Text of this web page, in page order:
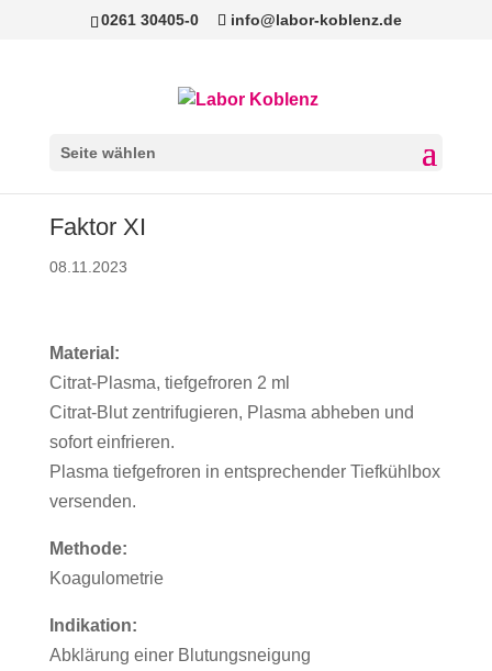
0261 30405-0 info@labor-koblenz.de
Seite wählen
Faktor XI
08.11.2023
Material:
Citrat-Plasma, tiefgefroren 2 ml
Citrat-Blut zentrifugieren, Plasma abheben und
sofort einfrieren.
Plasma tiefgefroren in entsprechender Tiefkühlbox
versenden.
Methode:
Koagulometrie
Indikation:
Abklärung einer Blutungsneigung